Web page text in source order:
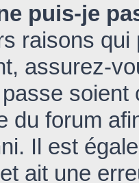
puis-je
raisons
assurez-
soient
du forum
Il est
ait une